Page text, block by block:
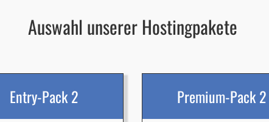
Auswahl unserer Hostingpakete
Entry-Pack 2 Premium-Pack 2